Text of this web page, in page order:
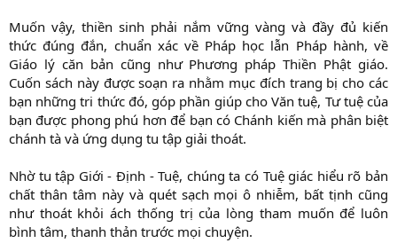
Muốn vậy, thiền sinh phải nắm vững vàng và đầy đủ kiến
thức đúng đắn, chuẩn xác về Pháp học lẫn Pháp hành, về
Giáo lý căn bản cũng như Phương pháp Thiền Phật giáo.
Cuốn sách này được soạn ra nhằm mục đích trang bị cho các
bạn những tri thức đó, góp phần giúp cho Văn tuệ, Tư tuệ của
bạn được phong phú hơn để bạn có Chánh kiến mà phân biệt
chánh tà và ứng dụng tu tập giải thoát.
Nhờ tu tập Giới - Định - Tuệ, chúng ta có Tuệ giác hiểu rõ bản
chất thân tâm này và quét sạch mọi ô nhiễm, bất tịnh cũng
như thoát khỏi ách thống trị của lòng tham muốn để luôn
bình tâm, thanh thản trước mọi chuyện.